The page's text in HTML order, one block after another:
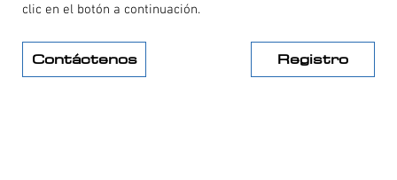
clic en el botón a continuación.
Contáctenos Registro